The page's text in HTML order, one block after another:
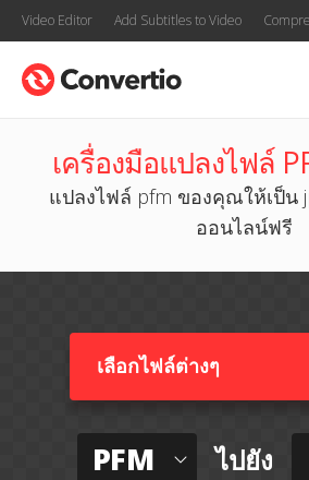
Video Editor Add Subtitles to Video
เครื่องมือแปลงไฟล์
แปลงไฟล์ pfm ของคุณให้เป็น
ออนไลน์ฟรี
เลือกไฟล์ต่างๆ​
PFM ไปยัง